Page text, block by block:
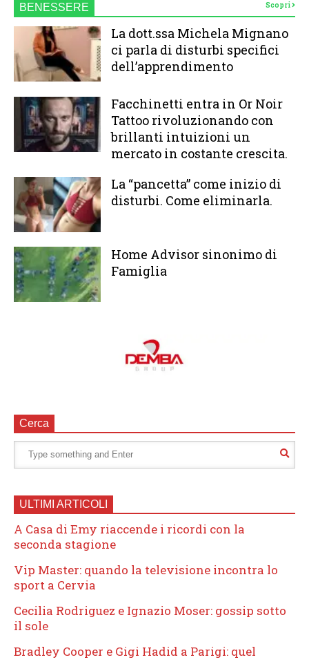
BENESSERE Scopri
La dott.ssa Michela Mignano
ci parla di disturbi specifici
dell’apprendimento
Facchinetti entra in Or Noir
Tattoo rivoluzionando con
brillanti intuizioni un
mercato in costante crescita.
La “pancetta” come inizio di
disturbi. Come eliminarla.
Home Advisor sinonimo di
Famiglia
Cerca
ULTIMI ARTICOLI
A Casa di Emy riaccende i ricordi con la
seconda stagione
Vip Master: quando la televisione incontra lo
sport a Cervia
Cecilia Rodriguez e Ignazio Moser: gossip sotto
il sole
Bradley Cooper e Gigi Hadid a Parigi: quel